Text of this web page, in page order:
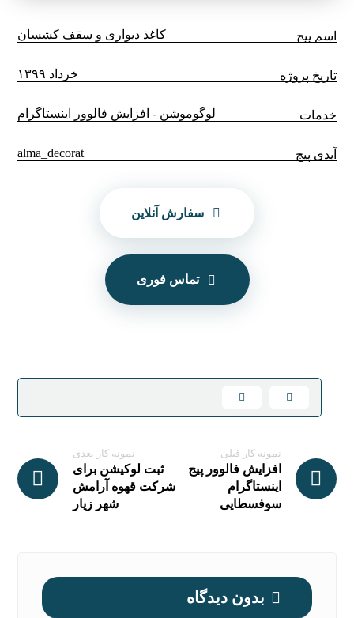
اسم پیج کاغذ دیواری و سقف کشسان
تاریخ پروژه خرداد ۱۳۹۹
خدمات لوگوموشن - افزایش فالوور اینستاگرام
آیدی پیج alma_decorat
سفارش آنلاین
تماس فوری
نمونه کار قبلی
افزایش فالوور پیج
اینستاگرام
سوفسطایی
نمونه کار بعدی
ثبت لوکیشن برای
شرکت قهوه آرامش
شهر زیار
بدون دیدگاه